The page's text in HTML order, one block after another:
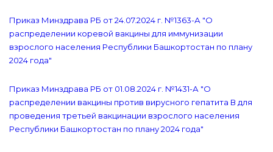
Приказ Минздрава РБ от 24.07.2024 г. №1363-А "О
распределении коревой вакцины для иммунизации
взрослого населения Республики Башкортостан по плану
2024 года"
Приказ Минздрава РБ от 01.08.2024 г. №1431-А "О
распределении вакцины против вирусного гепатита В для
проведения третьей вакцинации взрослого населения
Республики Башкортостан по плану 2024 года"